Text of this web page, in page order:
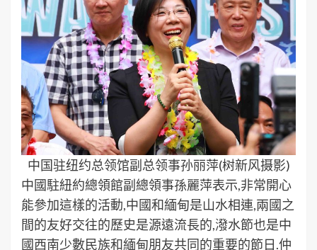
中国驻纽约总领馆副总领事孙丽萍(树新风摄影)
中國駐紐約總領館副總領事孫麗萍表示,非常開心
能參加這樣的活動,中國和緬甸是山水相連,兩國之
間的友好交往的歷史是源遠流長的,潑水節也是中
國西南少數民族和緬甸朋友共同的重要的節日.仲